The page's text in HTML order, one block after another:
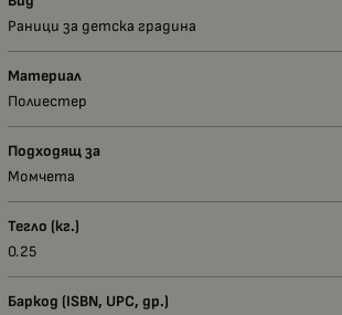
Раници за детска градина
Материал
Полиестер
Подходящ за
Момчета
Тегло (кг.)
0.25
Баркод (ISBN, UPC, др.)